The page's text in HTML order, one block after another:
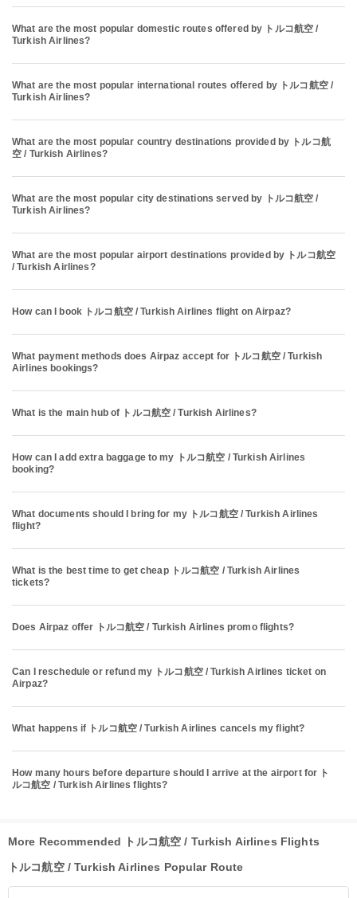
What are the most popular domestic routes offered by トルコ航空 /
Turkish Airlines?
What are the most popular international routes offered by トルコ航空 /
Turkish Airlines?
What are the most popular country destinations provided by トルコ航
空 / Turkish Airlines?
What are the most popular city destinations served by トルコ航空 /
Turkish Airlines?
What are the most popular airport destinations provided by トルコ航空
/ Turkish Airlines?
How can I book トルコ航空 / Turkish Airlines flight on Airpaz?
What payment methods does Airpaz accept for トルコ航空 / Turkish
Airlines bookings?
What is the main hub of トルコ航空 / Turkish Airlines?
How can I add extra baggage to my トルコ航空 / Turkish Airlines
booking?
What documents should I bring for my トルコ航空 / Turkish Airlines
flight?
What is the best time to get cheap トルコ航空 / Turkish Airlines
tickets?
Does Airpaz offer トルコ航空 / Turkish Airlines promo flights?
Can I reschedule or refund my トルコ航空 / Turkish Airlines ticket on
Airpaz?
What happens if トルコ航空 / Turkish Airlines cancels my flight?
How many hours before departure should I arrive at the airport for ト
ルコ航空 / Turkish Airlines flights?
More Recommended トルコ航空 / Turkish Airlines Flights
トルコ航空 / Turkish Airlines Popular Route